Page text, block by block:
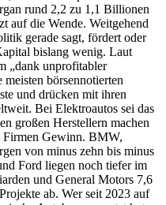
rund 2,2 zu 1,1 Billionen
auf die Wende. Weitgehend
gerade sagt, fördert oder
bislang wenig. Laut
„dank unprofitabler
börsennotierten
und drücken mit ihren
Bei Elektroautos sei das
großen Herstellern machen
Firmen Gewinn. BMW,
von minus zehn bis minus
Ford liegen noch tiefer im
und General Motors 7,6
ab. Wer seit 2023 auf